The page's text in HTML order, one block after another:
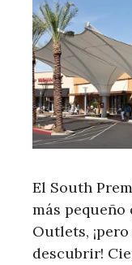
El South
más
Outlets,
descubrir!